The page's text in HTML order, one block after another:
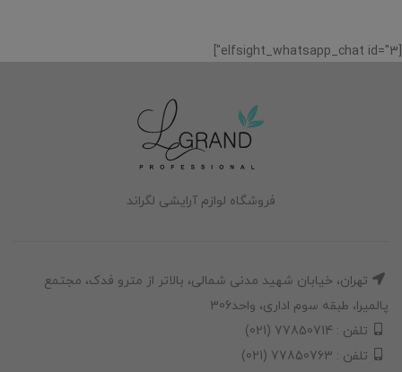
[elfsight_whatsapp_chat id="3"]
فروشگاه لوازم آرایشی لگراند
تهران، خیابان شهید مدنی شمالی، بالاتر از مترو فدک، مجتمع
پالمیرا، طبقه سوم اداری، واحد306
تلفن : 77850714 (021)
تلفن : 77850763 (021)